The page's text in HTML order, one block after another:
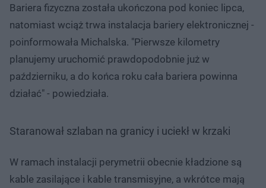
Bariera fizyczna została ukończona pod koniec lipca,
natomiast wciąż trwa instalacja bariery elektronicznej -
poinformowała Michalska. "Pierwsze kilometry
planujemy uruchomić prawdopodobnie już w
październiku, a do końca roku cała bariera powinna
działać" - powiedziała.
Staranował szlaban na granicy i uciekł w krzaki
W ramach instalacji perymetrii obecnie kładzione są
kable zasilające i kable transmisyjne, a wkrótce mają